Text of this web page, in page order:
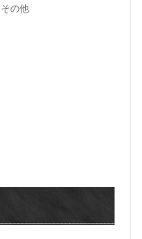
その他